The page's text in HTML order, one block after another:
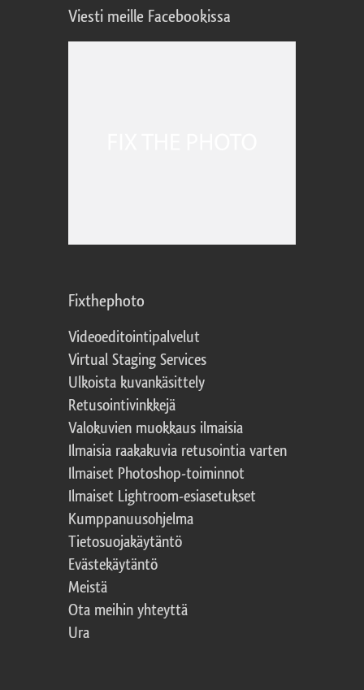
Viesti meille Facebookissa
Fixthephoto
Videoeditointipalvelut
Virtual Staging Services
Ulkoista kuvankäsittely
Retusointivinkkejä
Valokuvien muokkaus ilmaisia
Ilmaisia raakakuvia retusointia varten
Ilmaiset Photoshop-toiminnot
Ilmaiset Lightroom-esiasetukset
Kumppanuusohjelma
Tietosuojakäytäntö
Evästekäytäntö
Meistä
Ota meihin yhteyttä
Ura